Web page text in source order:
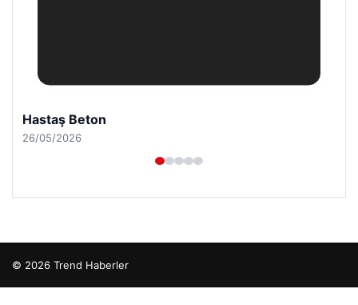
Hastaş Beton
26/05/2026
© 2026 Trend Haberler